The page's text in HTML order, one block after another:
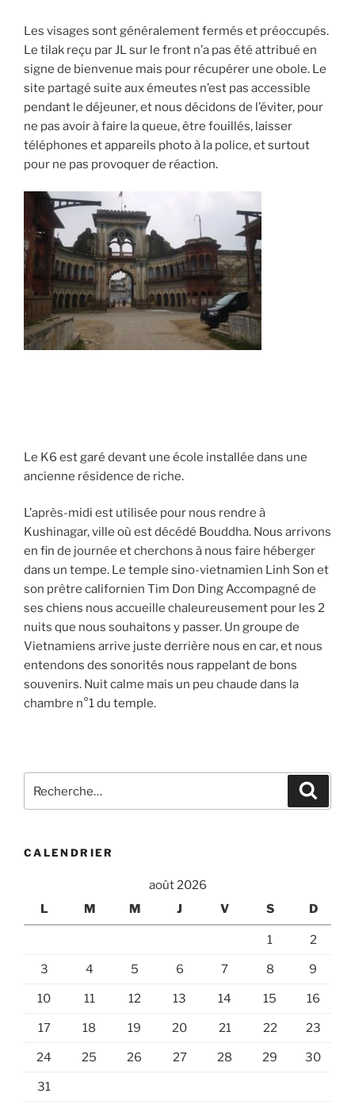
Les visages sont généralement fermés et préoccupés.
Le tilak reçu par JL sur le front n’a pas été attribué en
signe de bienvenue mais pour récupérer une obole. Le
site partagé suite aux émeutes n’est pas accessible
pendant le déjeuner, et nous décidons de l’éviter, pour
ne pas avoir à faire la queue, être fouillés, laisser
téléphones et appareils photo à la police, et surtout
pour ne pas provoquer de réaction.
Le K6 est garé devant une école installée dans une
ancienne résidence de riche.
L’après-midi est utilisée pour nous rendre à
Kushinagar, ville où est décédé Bouddha. Nous arrivons
en fin de journée et cherchons à nous faire héberger
dans un tempe. Le temple sino-vietnamien Linh Son et
son prêtre californien Tim Don Ding Accompagné de
ses chiens nous accueille chaleureusement pour les 2
nuits que nous souhaitons y passer. Un groupe de
Vietnamiens arrive juste derrière nous en car, et nous
entendons des sonorités nous rappelant de bons
souvenirs. Nuit calme mais un peu chaude dans la
chambre n°1 du temple.
pour
CALENDRIER
août 2026
L
M M J V S D
1 2
3 4 5 6 7 8 9
10 11 12 13 14 15 16
17 18 19 20 21 22 23
24 25 26 27 28 29 30
31